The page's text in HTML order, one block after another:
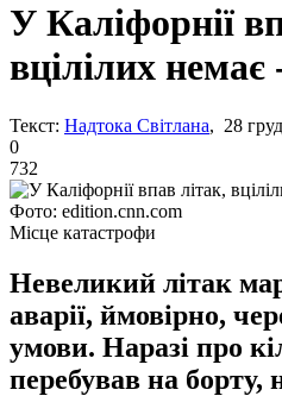
У Каліфорнії
вцілілих
Текст: Надтока Світлана, 28
0
732
Фото: edition.cnn.com
Місце катастрофи
Невеликий літак
аварії, ймовірно,
умови. Наразі про
перебував на борту,